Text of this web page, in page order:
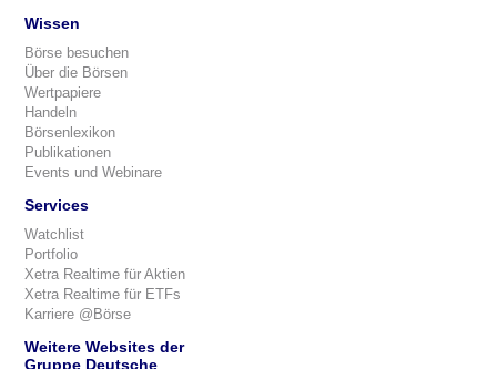
Wissen
Börse besuchen
Über die Börsen
Wertpapiere
Handeln
Börsenlexikon
Publikationen
Events und Webinare
Services
Watchlist
Portfolio
Xetra Realtime für Aktien
Xetra Realtime für ETFs
Karriere @Börse
Weitere Websites der
Gruppe Deutsche